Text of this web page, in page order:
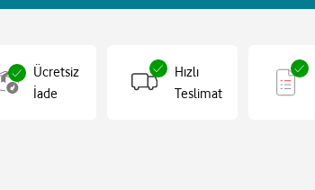
Ücretsiz
İade
Hızlı
Teslimat